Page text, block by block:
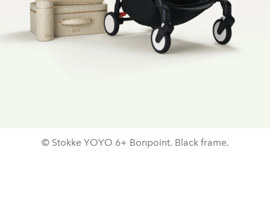
© Stokke YOYO 6+ Bonpoint. Black frame.